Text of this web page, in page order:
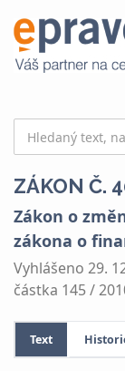
ZÁKON Č.
Zákon o
zákona o
Vyhlášeno 29.
částka 145 /
Text